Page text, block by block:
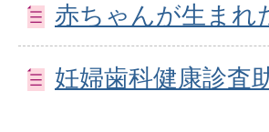
赤ちゃんが生まれ
妊婦歯科健康診査